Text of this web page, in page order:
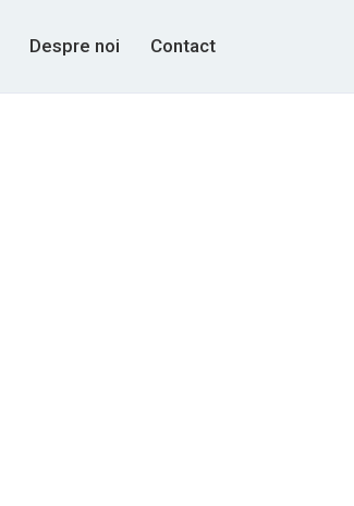
Despre noi Contact